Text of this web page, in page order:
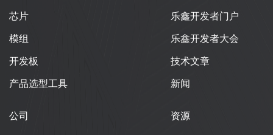
芯片
模组
开发板
产品选型工具
乐鑫开发者门户
乐鑫开发者大会
技术文章
新闻
公司 资源